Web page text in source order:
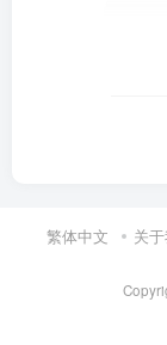
繁体中文 关